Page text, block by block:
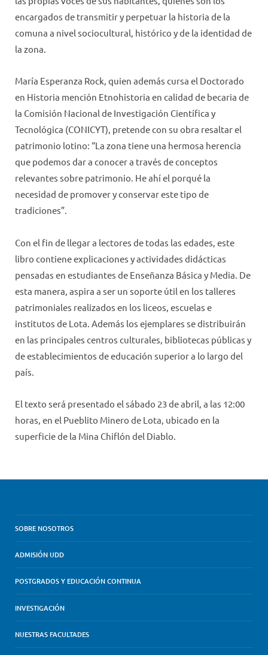
encargados de transmitir y perpetuar la historia de la
comuna a nivel sociocultural, histórico y de la identidad de
la zona.
María Esperanza Rock, quien además cursa el Doctorado
en Historia mención Etnohistoria en calidad de becaria de
la Comisión Nacional de Investigación Científica y
Tecnológica (CONICYT), pretende con su obra resaltar el
patrimonio lotino: “La zona tiene una hermosa herencia
que podemos dar a conocer a través de conceptos
relevantes sobre patrimonio. He ahí el porqué la
necesidad de promover y conservar este tipo de
tradiciones”.
Con el fin de llegar a lectores de todas las edades, este
libro contiene explicaciones y actividades didácticas
pensadas en estudiantes de Enseñanza Básica y Media. De
esta manera, aspira a ser un soporte útil en los talleres
patrimoniales realizados en los liceos, escuelas e
institutos de Lota. Además los ejemplares se distribuirán
en las principales centros culturales, bibliotecas públicas y
de establecimientos de educación superior a lo largo del
país.
El texto será presentado el sábado 23 de abril, a las 12:00
horas, en el Pueblito Minero de Lota, ubicado en la
superficie de la Mina Chiflón del Diablo.
SOBRE NOSOTROS
ADMISIÓN UDD
POSTGRADOS Y EDUCACIÓN CONTINUA
INVESTIGACIÓN
NUESTRAS FACULTADES